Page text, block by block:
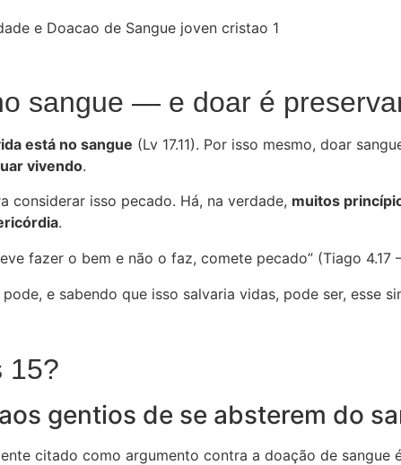
sangue — e doar é
está no sangue (Lv 17.11). Por isso mesmo, doar
vivendo.
considerar isso pecado. Há, na verdade, muitos
.
fazer o bem e não o faz, comete pecado” (Tiago 4.17
e sabendo que isso salvaria vidas, pode ser, esse
15?
gentios de se absterem do
citado como argumento contra a doação de sangue